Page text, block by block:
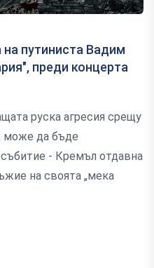
путиниста Вадим
преди концерта
руска агресия срещу
може да бъде
- Кремъл отдавна
на своята „мека